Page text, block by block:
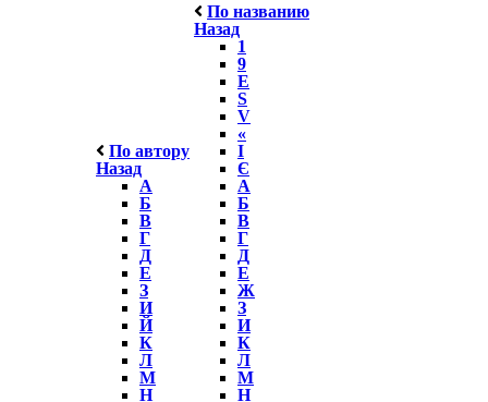
По автору
Назад
А
Б
В
Г
Д
Е
З
И
Й
К
Л
М
Н
По названию
Назад
1
9
E
S
V
«
І
Є
А
Б
В
Г
Д
Е
Ж
З
И
К
Л
М
Н